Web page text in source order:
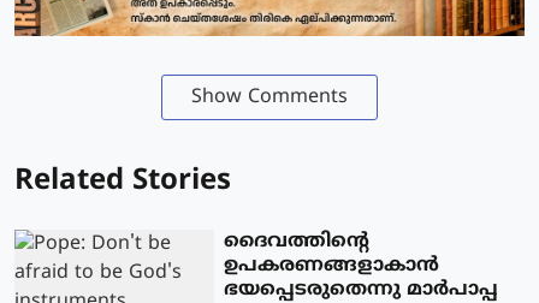
Show Comments
Related Stories
ദൈവത്തിന്റെ
ഉപകരണങ്ങളാകാന്‍
ഭയപ്പെടരുതെന്നു മാര്‍പാപ്പ